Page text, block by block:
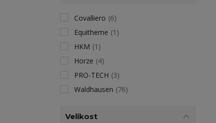
Covalliero (6)
Equitheme (1)
HKM (1)
Horze (4)
PRO-TECH (3)
Waldhausen (76)
Velikost